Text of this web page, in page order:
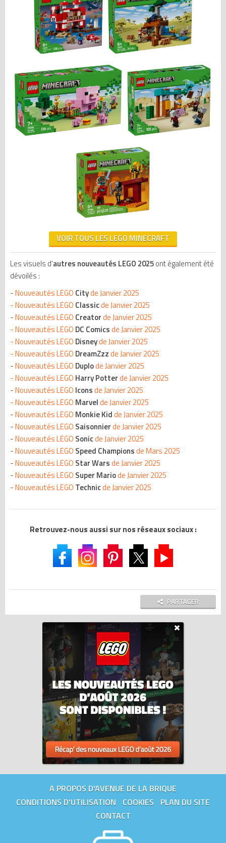
VOIR TOUS LES LEGO MINECRAFT
Les visuels d'autres nouveautés LEGO 2025ont également été
dévoilés :
-Nouveautés LEGO Cityde Janvier 2025
-Nouveautés LEGO Classicde Janvier 2025
-Nouveautés LEGO Creatorde Janvier 2025
-Nouveautés LEGO DC Comicsde Janvier 2025
- Nouveautés LEGO Disneyde Janvier 2025
- Nouveautés LEGO DreamZzzde Janvier 2025
-Nouveautés LEGO Duplode Janvier 2025
-Nouveautés LEGO Harry Potterde Janvier 2025
-Nouveautés LEGO Iconsde Janvier 2025
-Nouveautés LEGO Marvelde Janvier 2025
-Nouveautés LEGO Monkie Kidde Janvier 2025
-Nouveautés LEGO Saisonnierde Janvier 2025
-Nouveautés LEGO Sonicde Janvier 2025
-Nouveautés LEGO Speed Championsde Mars 2025
-Nouveautés LEGO Star Warsde Janvier 2025
-Nouveautés LEGO Super Mariode Janvier 2025
-Nouveautés LEGO Technicde Janvier 2025
Retrouvez-nous aussi sur nos réseaux sociaux :
PARTAGER
A PROPOS D'AVENUE DE LA BRIQUE
CONDITIONS D'UTILISATION
COOKIES
PLAN DU SITE
CONTACT